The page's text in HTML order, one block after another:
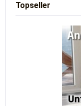
Topseller